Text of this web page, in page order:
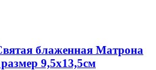
блаженная Матрона
9,5х13,5см